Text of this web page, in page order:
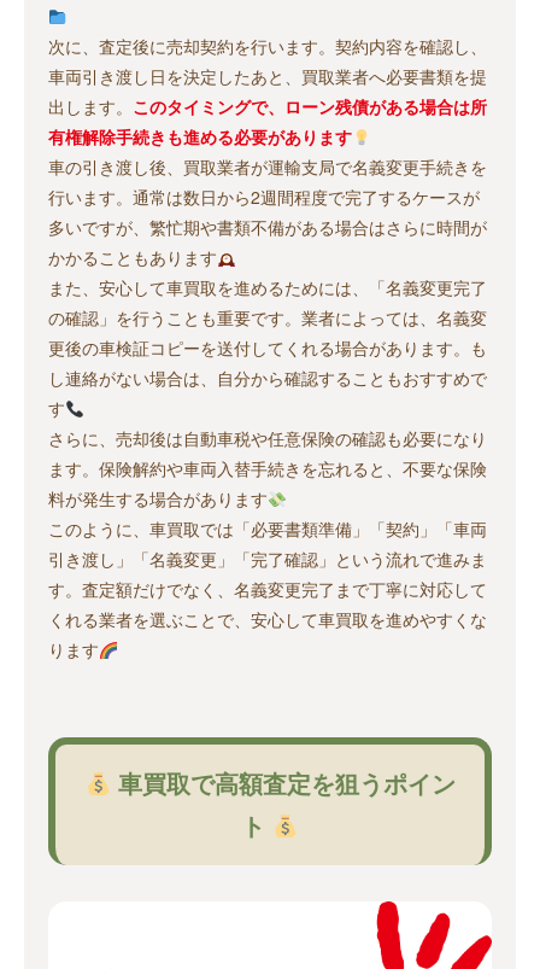
次に、査定後に売却契約を行います。契約内容を確認し、
車両引き渡し日を決定したあと、買取業者へ必要書類を提
出します。 このタイミングで、ローン残債がある場合は所
有権解除手続きも進める必要があります
車の引き渡し後、買取業者が運輸支局で名義変更手続きを
行います。通常は数日から2週間程度で完了するケースが
多いですが、繁忙期や書類不備がある場合はさらに時間が
かかることもあります
また、安心して車買取を進めるためには、「名義変更完了
の確認」を行うことも重要です。業者によっては、名義変
更後の車検証コピーを送付してくれる場合があります。も
し連絡がない場合は、自分から確認することもおすすめで
す
さらに、売却後は自動車税や任意保険の確認も必要になり
ます。保険解約や車両入替手続きを忘れると、不要な保険
料が発生する場合があります
このように、車買取では「必要書類準備」「契約」「車両
引き渡し」「名義変更」「完了確認」という流れで進みま
す。査定額だけでなく、名義変更完了まで丁寧に対応して
くれる業者を選ぶことで、安心して車買取を進めやすくな
ります
車買取で高額査定を狙うポイン
ト